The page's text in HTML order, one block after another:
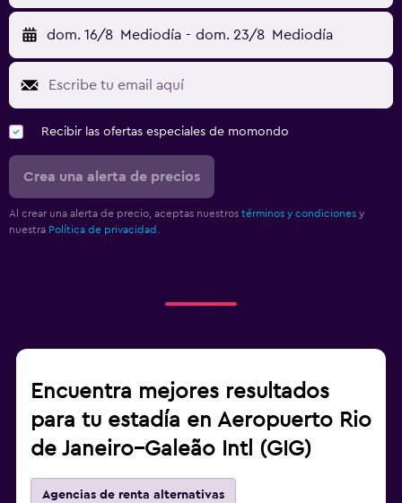
dom. 16/8 Mediodía - dom. 23/8 Mediodía
Recibir las ofertas especiales de momondo
Crea una alerta de precios
Al crear una alerta de precio, aceptas nuestros términos y condiciones y
nuestra Política de privacidad.
Encuentra mejores resultados
para tu estadía en Aeropuerto Rio
de Janeiro–Galeão Intl (GIG)
Agencias de renta alternativas